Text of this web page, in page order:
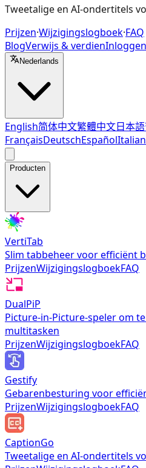
Tweetalige en AI-ondertitels
Prijzen·Wijzigingslogboek·FAQ
BlogVerwijs & verdienInloggen
Nederlands
English简体中文繁體中文日本語
FrançaisDeutschEspañol
Producten
VertiTab
Slim tabbeheer voor efficiënt
PrijzenWijzigingslogboekFAQ
DualPiP
Picture-in-Picture-speler om
multitasken
PrijzenWijzigingslogboekFAQ
Gestify
Gebarenbesturing voor
PrijzenWijzigingslogboekFAQ
CaptionGo
Tweetalige en AI-ondertitels